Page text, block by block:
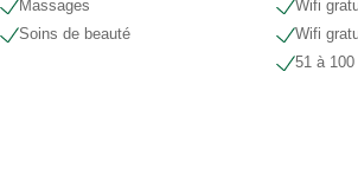
Massages
Soins de beauté
Wifi
Wifi
51 à 100